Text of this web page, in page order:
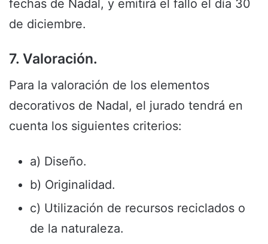
fechas de Nadal, y emitirá el fallo el día 30
de diciembre.
7. Valoración.
Para la valoración de los elementos
decorativos de Nadal, el jurado tendrá en
cuenta los siguientes criterios:
a) Diseño.
b) Originalidad.
c) Utilización de recursos reciclados o
de la naturaleza.